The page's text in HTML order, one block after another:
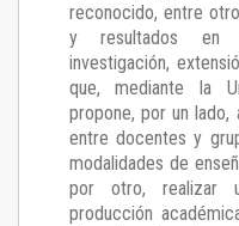
reconocido, entre
y resultados en
investigación,
que, mediante la
propone, por un lado,
entre docentes y
modalidades de
por otro, realizar
producción